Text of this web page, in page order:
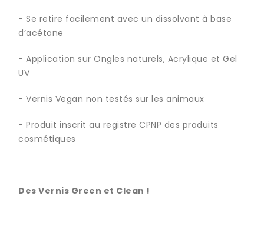
- Se retire facilement avec un dissolvant à base
d’acétone
- Application sur Ongles naturels, Acrylique et Gel
UV
- Vernis Vegan non testés sur les animaux
- Produit inscrit au registre CPNP des produits
cosmétiques
Des Vernis Green et Clean !